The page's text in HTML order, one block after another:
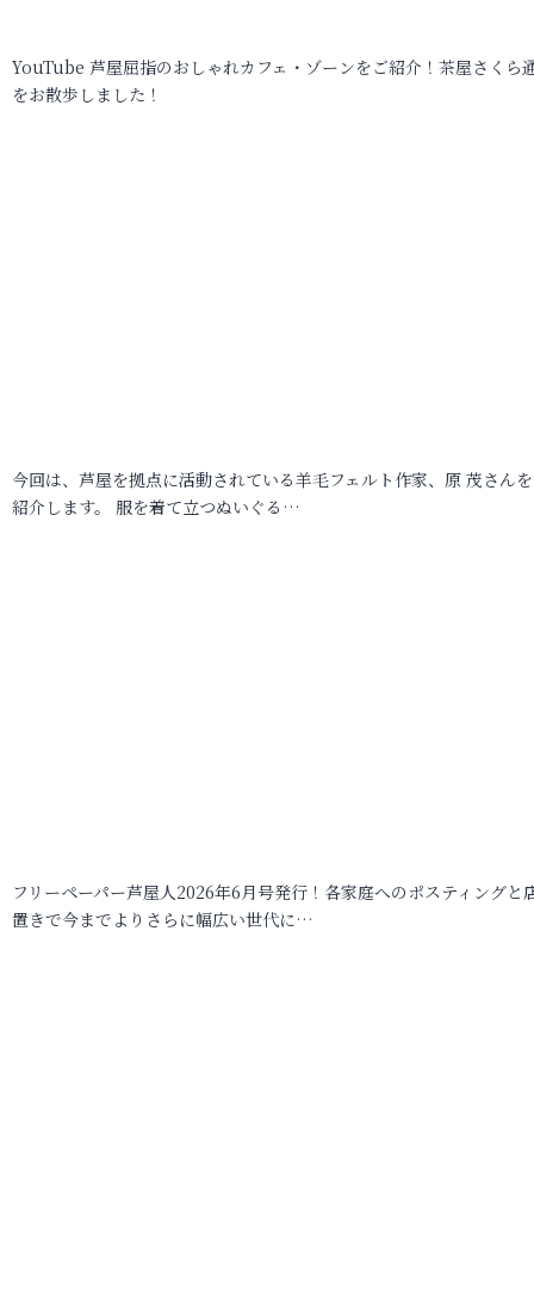
YouTube 芦屋屈指のおしゃれカフェ・ゾーンをご紹介！茶屋さくら
をお散歩しました！
今回は、芦屋を拠点に活動されている羊毛フェルト作家、原 茂さん
紹介します。 服を着て立つぬいぐる…
フリーペーパー芦屋人2026年6月号発行！各家庭へのポスティングと
置きで今までよりさらに幅広い世代に…